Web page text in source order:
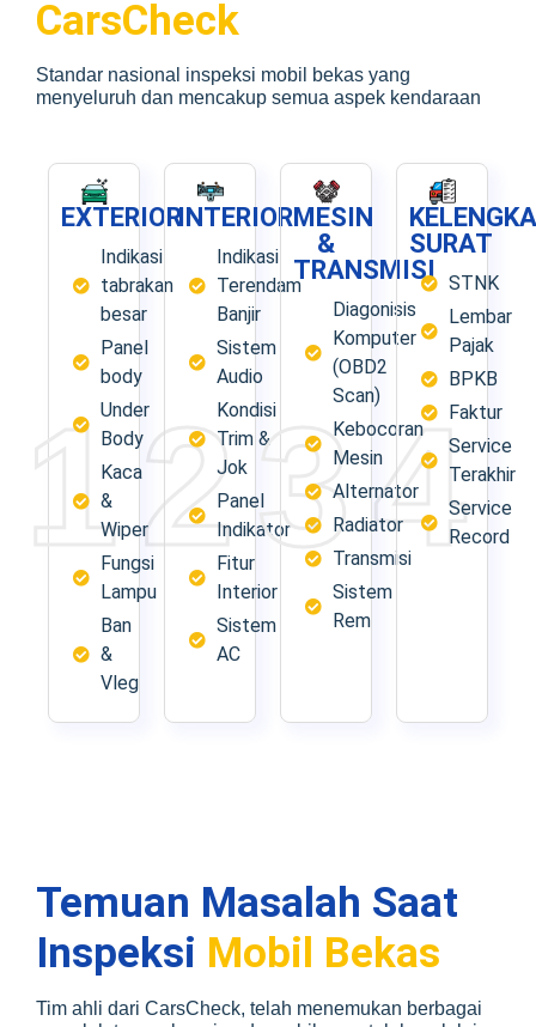
CarsCheck
Standar nasional inspeksi mobil bekas yang
menyeluruh dan mencakup semua aspek kendaraan
1
EXTERIOR
Indikasi
tabrakan
besar
Panel
body
Under
Body
Kaca
&
Wiper
Fungsi
Lampu
Ban
&
Vleg
2
INTERIOR
Indikasi
Terendam
Banjir
Sistem
Audio
Kondisi
Trim &
Jok
Panel
Indikator
Fitur
Interior
Sistem
AC
3
MESIN
&
TRANSMISI
Diagonisis
Komputer
(OBD2
Scan)
Kebocoran
Mesin
Alternator
Radiator
Transmisi
Sistem
Rem
4
SURAT
STNK
Lembar
Pajak
BPKB
Faktur
Service
Terakhir
Service
Record
Temuan Masalah Saat
Inspeksi Mobil Bekas
Tim ahli dari CarsCheck, telah menemukan berbagai